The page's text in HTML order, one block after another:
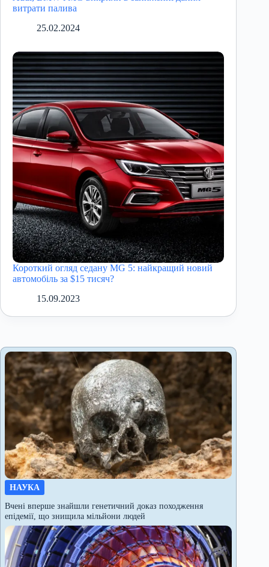
витрати палива
25.02.2024
Короткий огляд седану MG 5: найкращий новий
автомобіль за $15 тисяч?
15.09.2023
НАУКА
Вчені вперше знайшли генетичний доказ походження
епідемії, що знищила мільйони людей